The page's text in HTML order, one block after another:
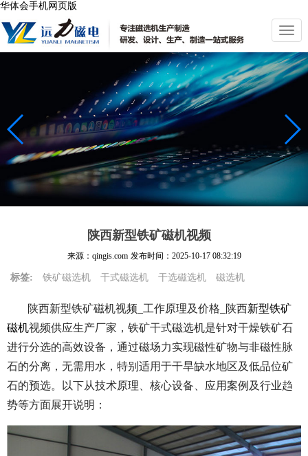
华体会手机网页版
切
换
导
航
陕西新型铁矿磁机视频
来源：qingis.com 发布时间： 2025-10-17 08:32:19
标签: 铁矿磁选机 干式磁选机 干选磁选机 磁选机
陕西新型铁矿磁机视频_工作原理及价格_陕西新型铁矿
磁机视频供应生产厂家，铁矿干式磁选机是针对干燥铁矿石
进行分选的高效设备，通过磁场力实现磁性矿物与非磁性脉
石的分离，无需用水，特别适用于干旱缺水地区及低品位矿
石的预选。以下从技术原理、核心设备、应用案例及行业趋
势等方面展开说明：